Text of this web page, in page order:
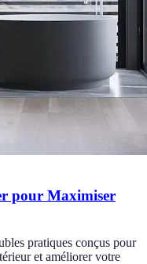
pour Maximiser
pratiques conçus pour
et améliorer votre